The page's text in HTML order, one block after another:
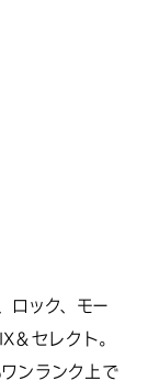
ロック、モー
＆セレクト。
ンランク上で